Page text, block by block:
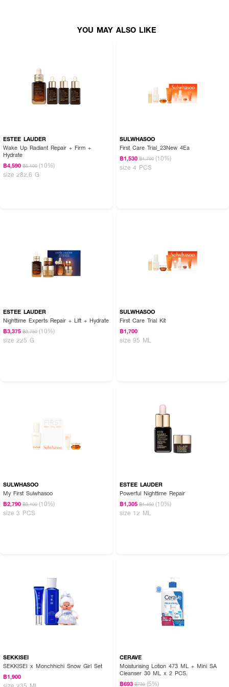
YOU MAY ALSO LIKE
ESTEE LAUDER
Wake Up Radiant Repair + Firm +
Hydrate
฿4,590 ฿5,100 (10%)
size 282.6 G
SULWHASOO
First Care Trial_23New 4Ea
฿1,530 ฿1,700 (10%)
size 4 PCS
ESTEE LAUDER
Nighttime Experts Repair + Lift + Hydrate
฿3,375 ฿3,750 (10%)
size 225 G
SULWHASOO
First Care Trial Kit
฿1,700
size 95 ML
SULWHASOO
My First Sulwhasoo
฿2,790 ฿3,100 (10%)
size 3 PCS
ESTEE LAUDER
Powerful Nighttime Repair
฿1,305 ฿1,450 (10%)
size 12 ML
SEKKISEI
SEKKISEI x Monchhichi Snow Girl Set
฿1,900
size 235 ML
CERAVE
Moisturising Lotion 473 ML + Mini SA
Cleanser 30 ML x 2 PCS.
฿693 ฿730 (5%)